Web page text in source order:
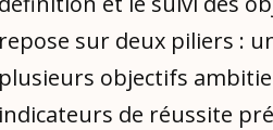
repose sur deux piliers :
plusieurs objectifs
indicateurs de réussite